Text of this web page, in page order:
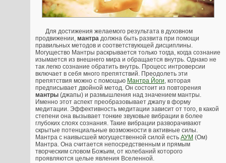
Для достижения желаемого результата в духовном
продвижении, мантра должна быть развита при помощи
правильных методов и соответствующей дисциплины.
Могущество Мантры раскрывается только тогда, когда сознание
изымается из внешнего мира и обращается внутрь. Однако не
так легко сознание обратить внутрь. Процесс интроверсии
включает в себя много препятствий. Преодолеть эти
препятствия можно с помощью Мантра Йоги, которая
предписывает двойной метод. Он состоит из повторения
мантры (джапы) и размышления над значением мантры.
Именно этот аспект преобразовывает джапу в форму
медитации. Эффективность медитации зависит от того, в какой
степени она вызывает тонкие звуковые вибрации в более
глубоких слоях сознания. Такие вибрации разворачивают
скрытые потенциальные возможности в активные силы.
Мантра с наивысшей могущественной силой есть АУМ (Ом)
Мантра. Она считается непосредственным и прямым
творческим словом Божьим, от колебаний которого
проявляются целые явления Вселенной.